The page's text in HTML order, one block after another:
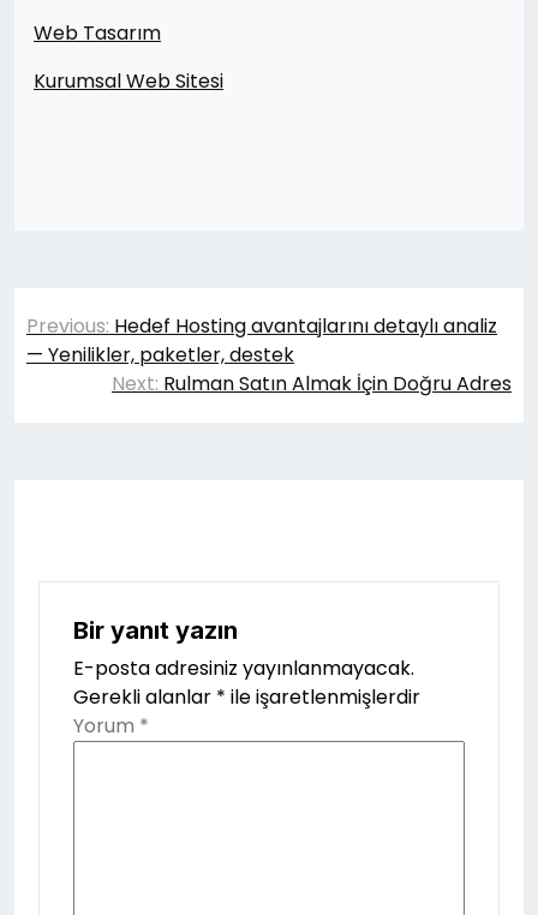
Web Tasarım
Kurumsal Web Sitesi
Yazı
gezinmesi
Previous: Hedef Hosting avantajlarını detaylı analiz
— Yenilikler, paketler, destek
Next: Rulman Satın Almak İçin Doğru Adres
Bir yanıt yazın
E-posta adresiniz yayınlanmayacak.
Gerekli alanlar * ile işaretlenmişlerdir
Yorum *